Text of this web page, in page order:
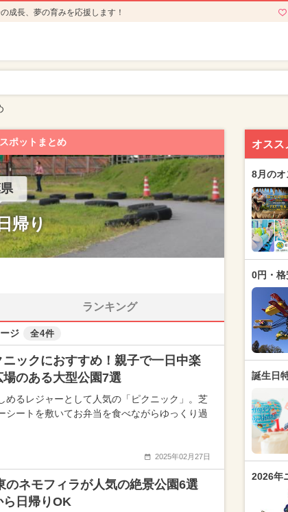
成長、夢の育みを応援します！
ポットまとめ
帰り
ランキング
ジ 全4件
ニックにおすすめ！親子で一日中楽
場のある大型公園7選
めるレジャーとして人気の「ピクニック」。芝
シートを敷いてお弁当を食べながらゆっくり過
2025年02月27日
のネモフィラが人気の絶景公園6選
ら日帰りOK
オスス
8月のオ
0円・
誕生日
2026年